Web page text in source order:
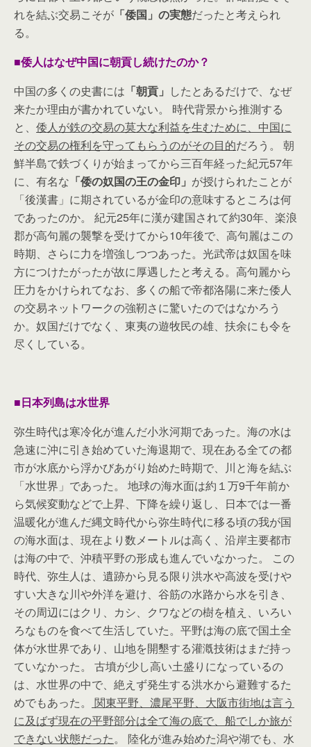
れを結ぶ交易こそが 「倭国」の実態だったと考えられ
る。
■倭人はなぜ中国に朝貢し続けたのか？
中国の多くの史書には 「朝貢」 したとあるだけで、なぜ
来たか理由が書かれていない。 時代背景から推測する
と、 倭人が鉄の交易の莫大な利益を生むために、中国に
その交易の権利を守ってもらうのがその目的だろう。 朝
鮮半島で鉄づくりが始まってから三百年経った紀元57年
に、有名な 「倭の奴国の王の金印」 が授けられたことが
「後漢書」に期されているが金印の意味するところは何
であったのか。 紀元25年に漢が建国されて約30年、楽浪
郡が高句麗の襲撃を受けてから10年後で、高句麗はこの
時期、さらに力を増強しつつあった。光武帝は奴国を味
方につけたがったが故に厚遇したと考える。高句麗から
圧力をかけられてなお、多くの船で帝都洛陽に来た倭人
の交易ネットワークの強靭さに驚いたのではなかろう
か。奴国だけでなく、東夷の遊牧民の雄、扶余にも令を
尽くしている。
■日本列島は水世界
弥生時代は寒冷化が進んだ小氷河期であった。海の水は
急速に沖に引き始めていた海退期で、現在ある全ての都
市が水底から浮かびあがり始めた時期で、川と海を結ぶ
「水世界」であった。 地球の海水面は約１万9千年前か
ら気候変動などで上昇、下降を繰り返し、日本では一番
温暖化が進んだ縄文時代から弥生時代に移る頃の我が国
の海水面は、現在より数メートルは高く、沿岸主要都市
は海の中で、沖積平野の形成も進んでいなかった。 この
時代、弥生人は、遺跡から見る限り洪水や高波を受けや
すい大きな川や外洋を避け、谷筋の水路から水を引き、
その周辺にはクリ、カシ、クワなどの樹を植え、いろい
ろなものを食べて生活していた。平野は海の底で国土全
体が水世界であり、山地を開墾する灌漑技術はまだ持っ
ていなかった。 古墳が少し高い土盛りになっているの
は、水世界の中で、絶えず発生する洪水から避難するた
めでもあった。
関東平野、濃尾平野、大阪市街地は言う
に及ばず現在の平野部分は全て海の底で、船でしか旅が
できない状態だった。 陸化が進み始めた潟や湖でも、水